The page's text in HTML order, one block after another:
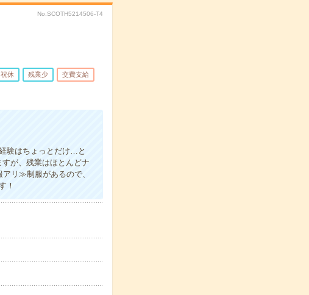
No.SCOTH5214506-T4
休 残業少 交費支給
験はちょっとだけ…と
が、残業はほとんどナ
リ≫制服があるので、
！